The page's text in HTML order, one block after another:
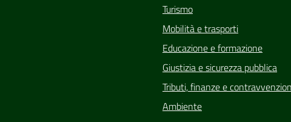
Turismo
Mobilità e trasporti
Educazione e formazione
Giustizia e sicurezza pubblica
Tributi, finanze e
Ambiente